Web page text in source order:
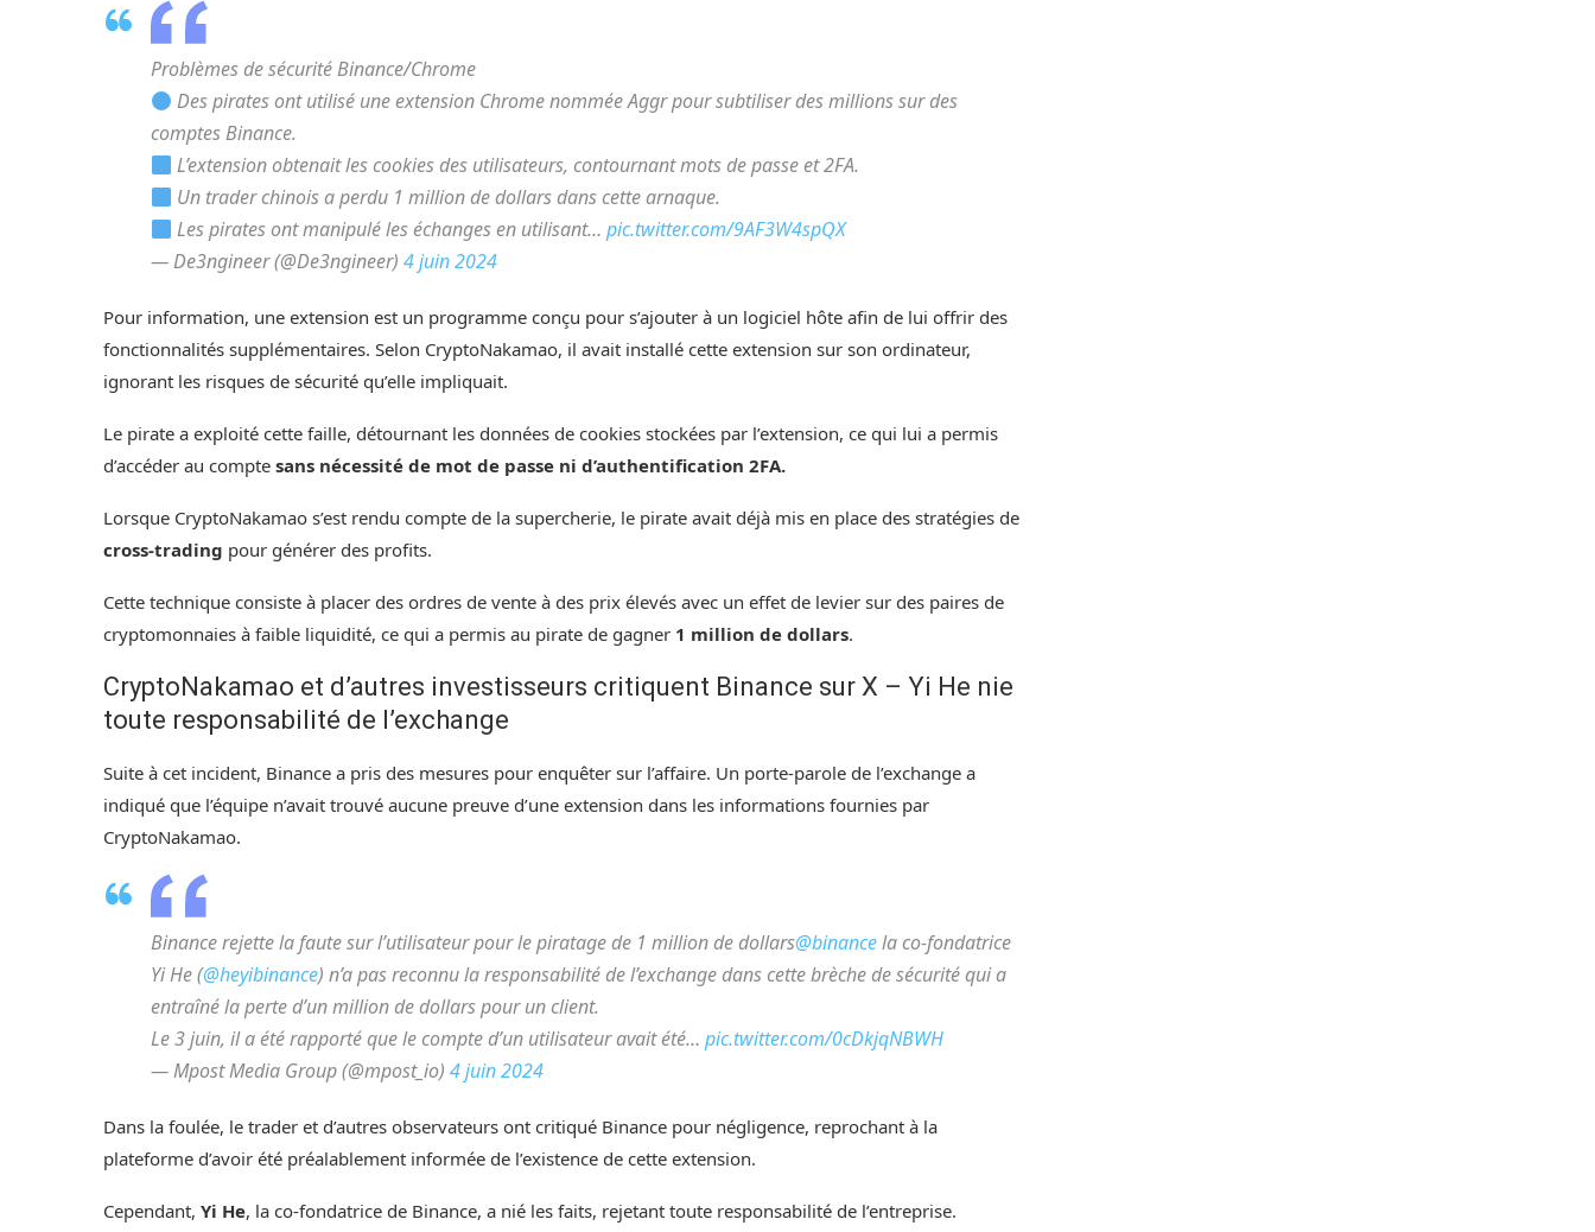
Problèmes de sécurité Binance/Chrome
Des pirates ont utilisé une extension Chrome nommée Aggr pour subtiliser des millions sur des
comptes Binance.
L’extension obtenait les cookies des utilisateurs, contournant mots de passe et 2FA.
Un trader chinois a perdu 1 million de dollars dans cette arnaque.
Les pirates ont manipulé les échanges en utilisant…pic.twitter.com/9AF3W4spQX
— De3ngineer (@De3ngineer) 4 juin 2024
Pour information, une extension est un programme conçu pour s’ajouter à un logiciel hôte afin de lui offrir des
fonctionnalités supplémentaires. Selon CryptoNakamao, il avait installé cette extension sur son ordinateur,
ignorant les risques de sécurité qu’elle impliquait.
Le pirate a exploité cette faille, détournant les données de cookies stockées par l’extension, ce qui lui a permis
d’accéder au compte sans nécessité de mot de passe ni d’authentification 2FA.
Lorsque CryptoNakamao s’est rendu compte de la supercherie, le pirate avait déjà mis en place des stratégies de
cross-trading pour générer des profits.
Cette technique consiste à placer des ordres de vente à des prix élevés avec un effet de levier sur des paires de
cryptomonnaies à faible liquidité, ce qui a permis au pirate de gagner 1 million de dollars.
CryptoNakamao et d’autres investisseurs critiquent Binance sur X – Yi He nie
toute responsabilité de l’exchange
Suite à cet incident, Binance a pris des mesures pour enquêter sur l’affaire. Un porte-parole de l’exchange a
indiqué que l’équipe n’avait trouvé aucune preuve d’une extension dans les informations fournies par
CryptoNakamao.
Binance rejette la faute sur l’utilisateur pour le piratage de 1 million de dollars@binancela co-fondatrice
Yi He (@heyibinance) n’a pas reconnu la responsabilité de l’exchange dans cette brèche de sécurité qui a
entraîné la perte d’un million de dollars pour un client.
Le 3 juin, il a été rapporté que le compte d’un utilisateur avait été… pic.twitter.com/0cDkjqNBWH
— Mpost Media Group (@mpost_io) 4 juin 2024
Dans la foulée, le trader et d’autres observateurs ont critiqué Binance pour négligence, reprochant à la
plateforme d’avoir été préalablement informée de l’existence de cette extension.
Cependant, Yi He, la co-fondatrice de Binance, a nié les faits, rejetant toute responsabilité de l’entreprise.